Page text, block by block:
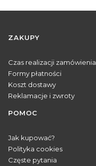
Linki w stopce
ZAKUPY
Czas realizacji zamówienia
Formy płatności
Koszt dostawy
Reklamacje i zwroty
POMOC
Jak kupować?
Polityka cookies
Częste pytania